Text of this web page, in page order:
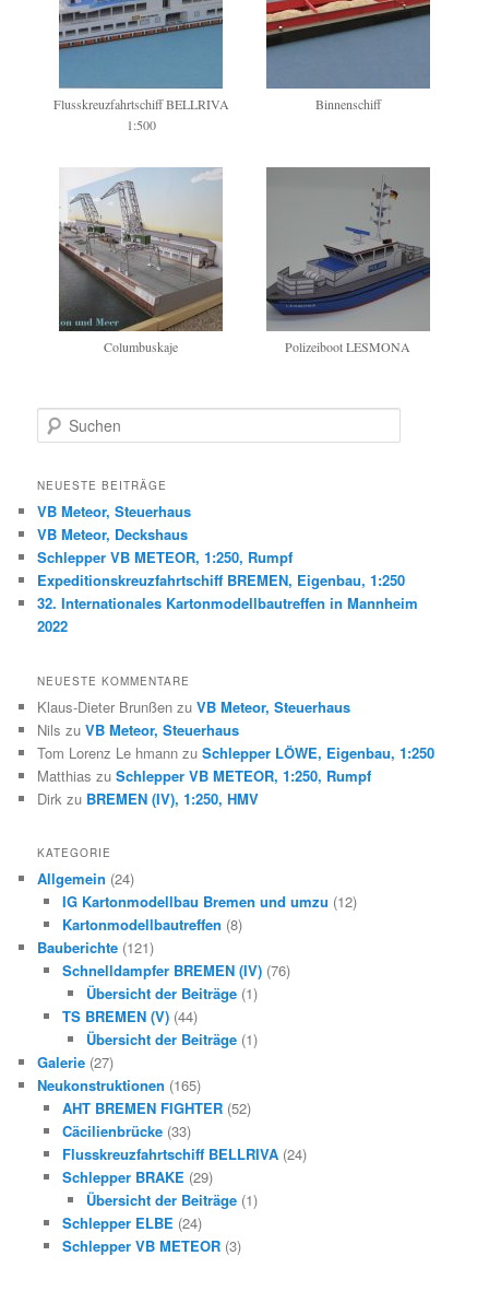
Flusskreuzfahrtschiff BELLRIVA
1:500
Binnenschiff
Columbuskaje Polizeiboot LESMONA
u
h
n
NEUESTE BEITRÄGE
VB Meteor, Steuerhaus
VB Meteor, Deckshaus
Schlepper VB METEOR, 1:250, Rumpf
Expeditionskreuzfahrtschiff BREMEN, Eigenbau, 1:250
32. Internationales Kartonmodellbautreffen in Mannheim
2022
NEUESTE KOMMENTARE
Klaus-Dieter Brunßen zuVB Meteor, Steuerhaus
Nils zuVB Meteor, Steuerhaus
Tom Lorenz Le hmann zuSchlepper LÖWE, Eigenbau, 1:250
Matthias zuSchlepper VB METEOR, 1:250, Rumpf
Dirk zu BREMEN (IV), 1:250, HMV
KATEGORIE
Allgemein (24)
IG Kartonmodellbau Bremen und umzu (12)
Kartonmodellbautreffen (8)
Bauberichte (121)
Schnelldampfer BREMEN (IV)(76)
Übersicht der Beiträge (1)
TS BREMEN (V)(44)
Übersicht der Beiträge (1)
Galerie (27)
Neukonstruktionen (165)
AHT BREMEN FIGHTER(52)
Cäcilienbrücke(33)
Flusskreuzfahrtschiff BELLRIVA(24)
Schlepper BRAKE(29)
Übersicht der Beiträge (1)
Schlepper ELBE(24)
Schlepper VB METEOR(3)